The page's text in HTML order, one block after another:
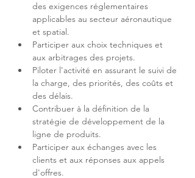
des exigences réglementaires
applicables au secteur aéronautique
Participer aux choix techniques et
Piloter l'activité en assurant le suivi de
la charge, des priorités, des coûts et
Contribuer à la définition de la
stratégie de développement de la
Participer aux échanges avec les
clients et aux réponses aux appels